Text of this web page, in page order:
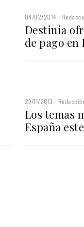
04/02/2014
Destinia
de pago
29/11/2013
Los temas
España